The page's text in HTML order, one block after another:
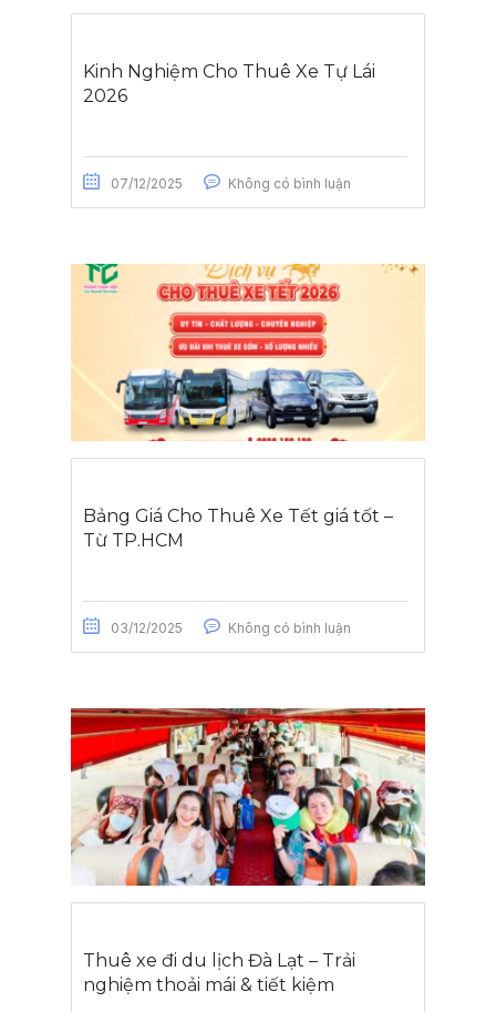
Kinh Nghiệm Cho Thuê Xe Tự Lái
2026
07/12/2025 Không có bình luận
Bảng Giá Cho Thuê Xe Tết giá tốt –
Từ TP.HCM
03/12/2025 Không có bình luận
Thuê xe đi du lịch Đà Lạt – Trải
nghiệm thoải mái & tiết kiệm